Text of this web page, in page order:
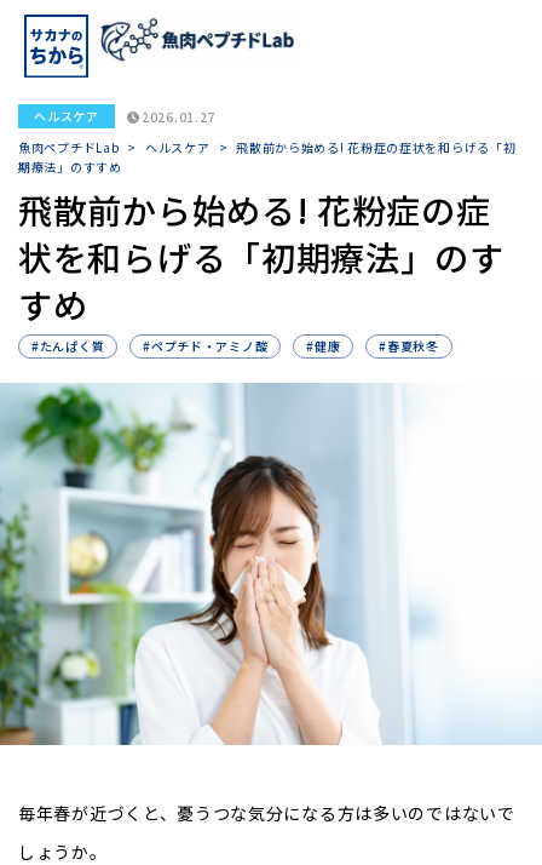
ヘルスケア
2026.01.27
魚肉ペプチドLab > ヘルスケア > 飛散前から始める! 花粉症の症状を和らげる「初
期療法」のすすめ
飛散前から始める! 花粉症の症
状を和らげる「初期療法」のす
すめ
#たんぱく質 #ペプチド・アミノ酸 #健康 #春夏秋冬
毎年春が近づくと、憂うつな気分になる方は多いのではないで
しょうか。